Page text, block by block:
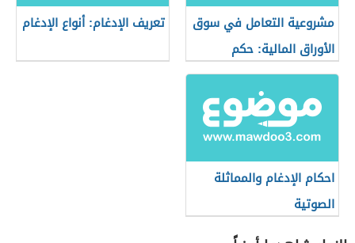
مشروعية التعامل في سوق
الأوراق المالية: حكم
التعامل في البورصة
تعريف الإدغام: أنواع الإدغام
احكام الإدغام والمماثلة
الصوتية